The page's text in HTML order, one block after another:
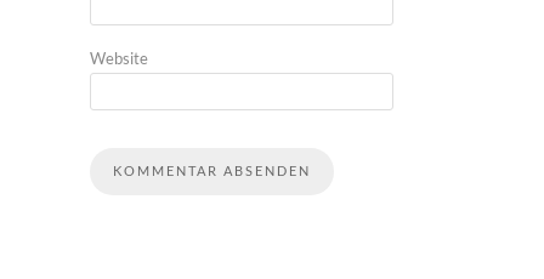
Website